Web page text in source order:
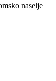
naselje